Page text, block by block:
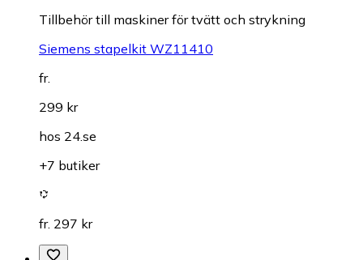
Tillbehör till maskiner för tvätt och strykning
Siemens stapelkit WZ11410
fr.
299 kr
hos 24.se
+7 butiker
fr. 297 kr